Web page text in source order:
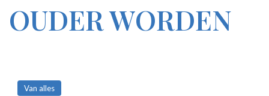
OUDER WORDEN
Van alles